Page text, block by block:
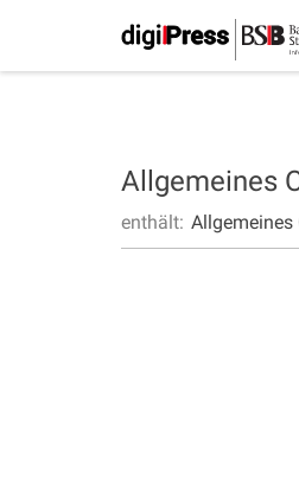
Allgemeines
enthält: Allgemeines